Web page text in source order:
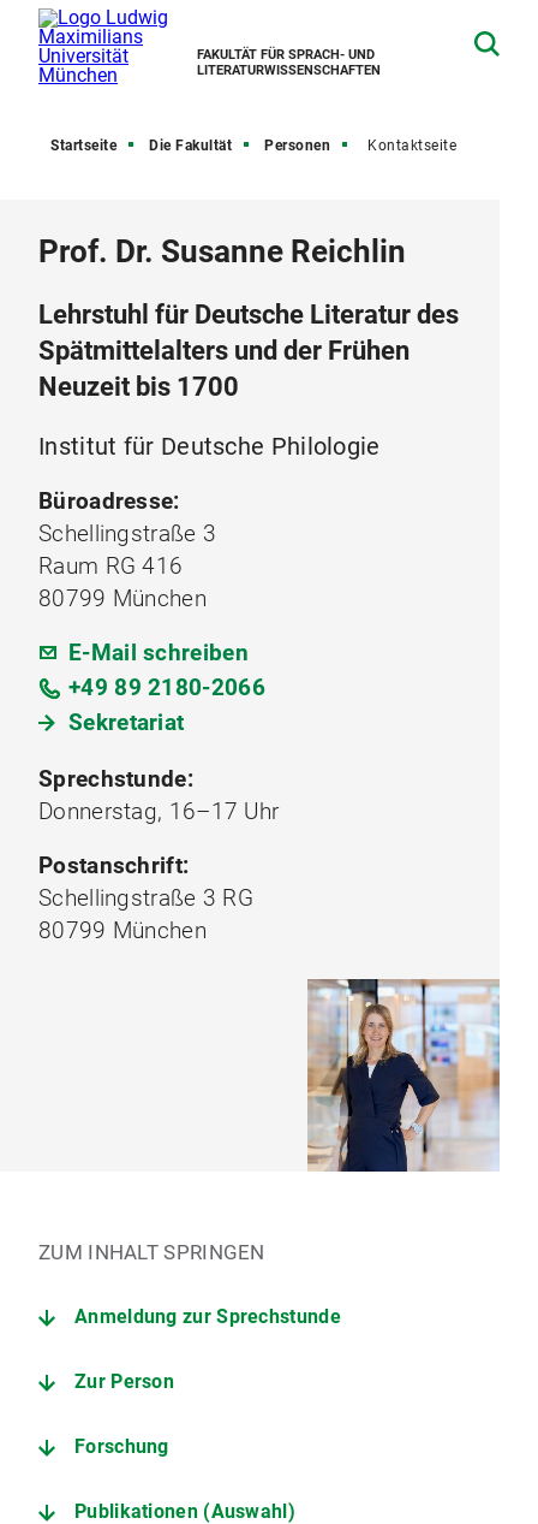
FAKULTÄT FÜR SPRACH- UND
LITERATURWISSENSCHAFTEN
Startseite Die Fakultät Personen Kontaktseite
Prof. Dr. Susanne Reichlin
Lehrstuhl für Deutsche Literatur des
Spätmittelalters und der Frühen
Neuzeit bis 1700
Institut für Deutsche Philologie
Büroadresse:
Schellingstraße 3
Raum RG 416
80799 München
E-Mail schreiben
+49 89 2180-2066
Sekretariat
Sprechstunde:
Donnerstag, 16–17 Uhr
Postanschrift:
Schellingstraße 3 RG
80799 München
ZUM INHALT SPRINGEN
Anmeldung zur Sprechstunde
Zur Person
Forschung
Publikationen (Auswahl)